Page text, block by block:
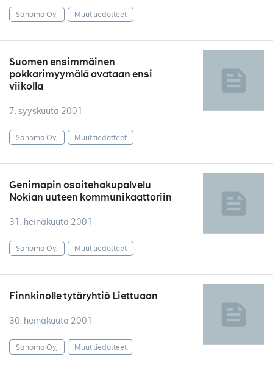
Sanoma Oyj Muut tiedotteet
Suomen ensimmäinen
pokkarimyymälä avataan ensi
viikolla
7. syyskuuta 2001
Sanoma Oyj Muut tiedotteet
Genimapin osoitehakupalvelu
Nokian uuteen kommunikaattoriin
31. heinäkuuta 2001
Sanoma Oyj Muut tiedotteet
Finnkinolle tytäryhtiö Liettuaan
30. heinäkuuta 2001
Sanoma Oyj Muut tiedotteet